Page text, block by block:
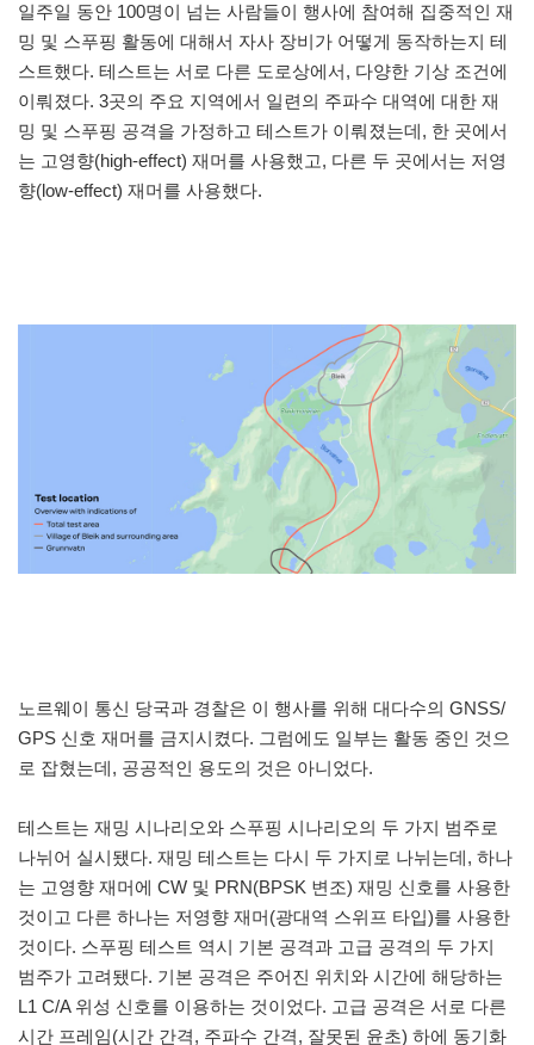
일주일 동안 100명이 넘는 사람들이 행사에 참여해 집중적인 재
밍 및 스푸핑 활동에 대해서 자사 장비가 어떻게 동작하는지 테
스트했다. 테스트는 서로 다른 도로상에서, 다양한 기상 조건에
이뤄졌다. 3곳의 주요 지역에서 일련의 주파수 대역에 대한 재
밍 및 스푸핑 공격을 가정하고 테스트가 이뤄졌는데, 한 곳에서
는 고영향(high-effect) 재머를 사용했고, 다른 두 곳에서는 저영
향(low-effect) 재머를 사용했다.
노르웨이 통신 당국과 경찰은 이 행사를 위해 대다수의 GNSS/
GPS 신호 재머를 금지시켰다. 그럼에도 일부는 활동 중인 것으
로 잡혔는데, 공공적인 용도의 것은 아니었다.
테스트는 재밍 시나리오와 스푸핑 시나리오의 두 가지 범주로
나뉘어 실시됐다. 재밍 테스트는 다시 두 가지로 나뉘는데, 하나
는 고영향 재머에 CW 및 PRN(BPSK 변조) 재밍 신호를 사용한
것이고 다른 하나는 저영향 재머(광대역 스위프 타입)를 사용한
것이다. 스푸핑 테스트 역시 기본 공격과 고급 공격의 두 가지
범주가 고려됐다. 기본 공격은 주어진 위치와 시간에 해당하는
L1 C/A 위성 신호를 이용하는 것이었다. 고급 공격은 서로 다른
시간 프레임(시간 간격, 주파수 간격, 잘못된 윤초) 하에 동기화